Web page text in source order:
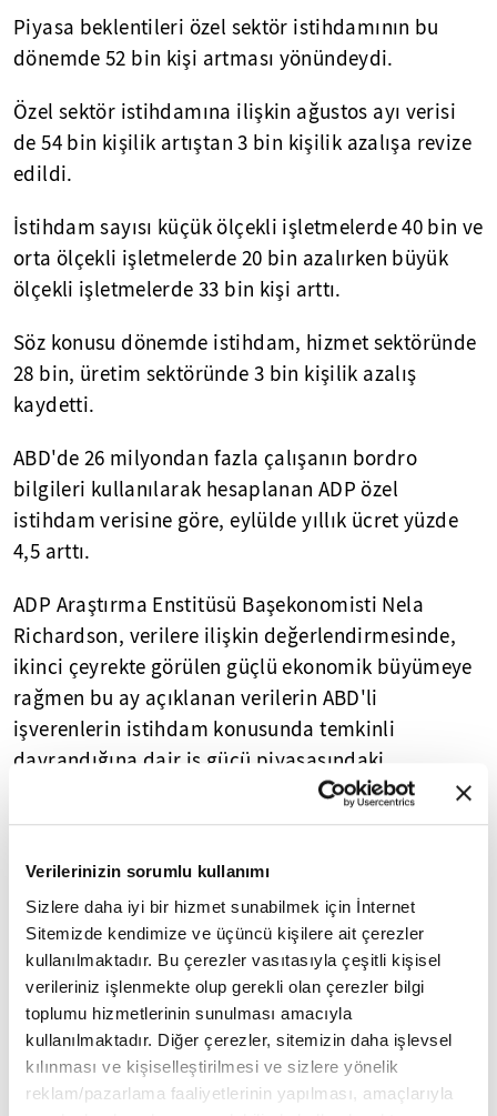
Verilerinizin sorumlu kullanımı
Sizlere daha iyi bir hizmet sunabilmek için İnternet
Sitemizde kendimize ve üçüncü kişilere ait çerezler
kullanılmaktadır. Bu çerezler vasıtasıyla çeşitli kişisel
verileriniz işlenmekte olup gerekli olan çerezler bilgi
toplumu hizmetlerinin sunulması amacıyla
kullanılmaktadır. Diğer çerezler, sitemizin daha işlevsel
kılınması ve kişiselleştirilmesi ve sizlere yönelik
reklam/pazarlama faaliyetlerinin yapılması, amaçlarıyla
Piyasa beklentileri özel sektör istihdamının bu
dönemde 52 bin kişi artması yönündeydi.
Özel sektör istihdamına ilişkin ağustos ayı verisi
de 54 bin kişilik artıştan 3 bin kişilik azalışa revize
edildi.
İstihdam sayısı küçük ölçekli işletmelerde 40 bin ve
orta ölçekli işletmelerde 20 bin azalırken büyük
ölçekli işletmelerde 33 bin kişi arttı.
Söz konusu dönemde istihdam, hizmet sektöründe
28 bin, üretim sektöründe 3 bin kişilik azalış
kaydetti.
ABD'de 26 milyondan fazla çalışanın bordro
bilgileri kullanılarak hesaplanan ADP özel
istihdam verisine göre, eylülde yıllık ücret yüzde
4,5 arttı.
ADP Araştırma Enstitüsü Başekonomisti Nela
Richardson, verilere ilişkin değerlendirmesinde,
ikinci çeyrekte görülen güçlü ekonomik büyümeye
rağmen bu ay açıklanan verilerin ABD'li
işverenlerin istihdam konusunda temkinli
davrandığına dair iş gücü piyasasındaki
gözlemleri doğruladığını ifade etti.
Turkuvaz Medya Grubu'na aittir. Kaynak gösterilse dahi
köşe yazısı/haberin tamamı özel izin alınmadan
kullanılamaz.
Ancak alıntılanan köşe yazısı/haberin bir bölümü,
alıntılanan habere aktif link verilerek kullanılabilir.
Ayrıntılar için lütfen tıklayın.
ABD özel